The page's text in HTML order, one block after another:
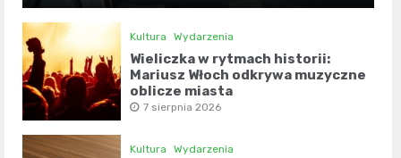
Kultura Wydarzenia
Wieliczka w rytmach historii:
Mariusz Włoch odkrywa muzyczne
oblicze miasta
7 sierpnia 2026
Kultura Wydarzenia